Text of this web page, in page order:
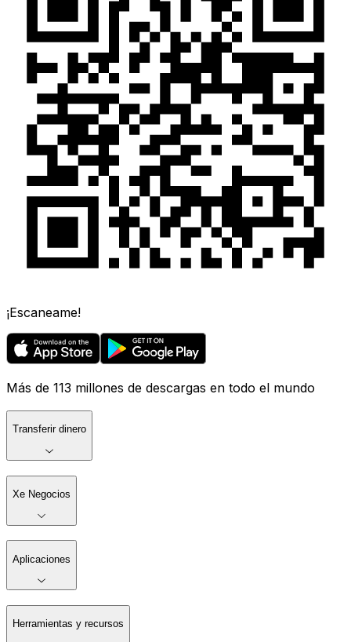
¡Escaneame!
Más de 113 millones de descargas en todo el mundo
Transferir dinero
Xe Negocios
Aplicaciones
Herramientas y recursos